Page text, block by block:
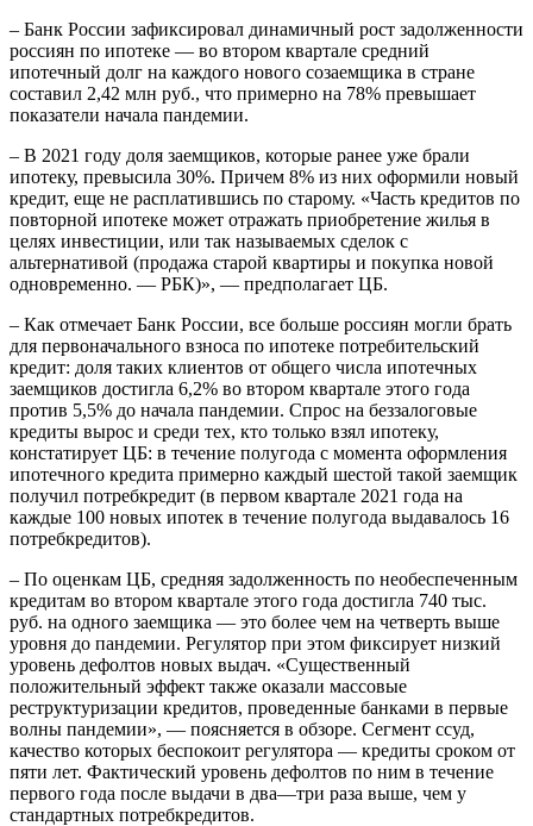
– Банк России зафиксировал динамичный рост задолженности
россиян по ипотеке — во втором квартале средний
ипотечный долг на каждого нового созаемщика в стране
составил 2,42 млн руб., что примерно на 78% превышает
показатели начала пандемии.
– В 2021 году доля заемщиков, которые ранее уже брали
ипотеку, превысила 30%. Причем 8% из них оформили новый
кредит, еще не расплатившись по старому. «Часть кредитов по
повторной ипотеке может отражать приобретение жилья в
целях инвестиции, или так называемых сделок с
альтернативой (продажа старой квартиры и покупка новой
одновременно. — РБК)», — предполагает ЦБ.
– Как отмечает Банк России, все больше россиян могли брать
для первоначального взноса по ипотеке потребительский
кредит: доля таких клиентов от общего числа ипотечных
заемщиков достигла 6,2% во втором квартале этого года
против 5,5% до начала пандемии. Спрос на беззалоговые
кредиты вырос и среди тех, кто только взял ипотеку,
констатирует ЦБ: в течение полугода с момента оформления
ипотечного кредита примерно каждый шестой такой заемщик
получил потребкредит (в первом квартале 2021 года на
каждые 100 новых ипотек в течение полугода выдавалось 16
потребкредитов).
– По оценкам ЦБ, средняя задолженность по необеспеченным
кредитам во втором квартале этого года достигла 740 тыс.
руб. на одного заемщика — это более чем на четверть выше
уровня до пандемии. Регулятор при этом фиксирует низкий
уровень дефолтов новых выдач. «Существенный
положительный эффект также оказали массовые
реструктуризации кредитов, проведенные банками в первые
волны пандемии», — поясняется в обзоре. Сегмент ссуд,
качество которых беспокоит регулятора — кредиты сроком от
пяти лет. Фактический уровень дефолтов по ним в течение
первого года после выдачи в два—три раза выше, чем у
стандартных потребкредитов.